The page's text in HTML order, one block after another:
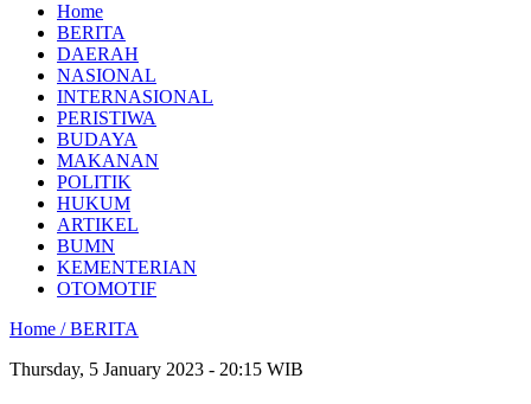
Home
BERITA
DAERAH
NASIONAL
INTERNASIONAL
PERISTIWA
BUDAYA
MAKANAN
POLITIK
HUKUM
ARTIKEL
BUMN
KEMENTERIAN
OTOMOTIF
Home /BERITA
Thursday, 5 January 2023 - 20:15 WIB